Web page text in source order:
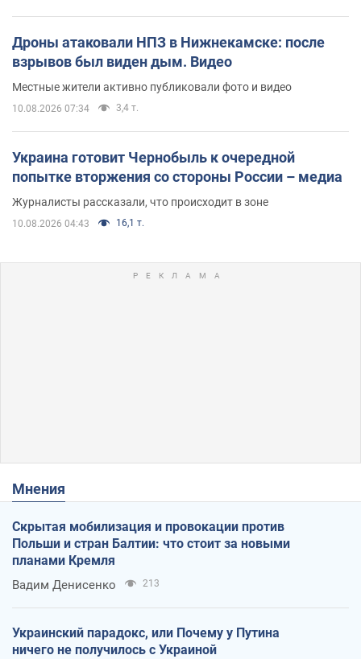
Дроны атаковали НПЗ в Нижнекамске: после
взрывов был виден дым. Видео
Местные жители активно публиковали фото и видео
10.08.2026 07:34 3,4 т.
Украина готовит Чернобыль к очередной
попытке вторжения со стороны России – медиа
Журналисты рассказали, что происходит в зоне
10.08.2026 04:43 16,1 т.
Мнения
Скрытая мобилизация и провокации против
Польши и стран Балтии: что стоит за новыми
планами Кремля
Вадим Денисенко 213
Украинский парадокс, или Почему у Путина
ничего не получилось с Украиной